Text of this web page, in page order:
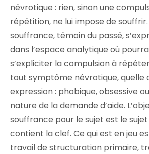
névrotique : rien, sinon une
répétition, ne lui impose de
souffrance, témoin du passé,
dans l’espace analytique où
s’expliciter la compulsion à
tout symptôme névrotique, quelle
expression : phobique, obsessive
nature de la demande d’aide.
souffrance pour le sujet est le
contient la clef. Ce qui est en jeu
travail de structuration primaire,